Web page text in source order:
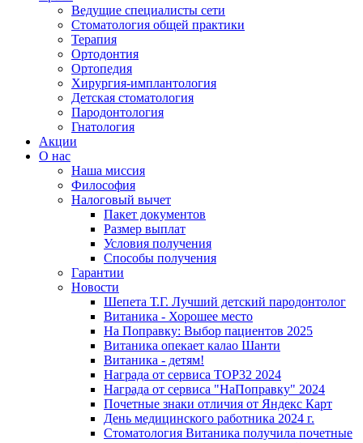
Ведущие специалисты сети
Стоматология общей практики
Терапия
Ортодонтия
Ортопедия
Хирургия-имплантология
Детская стоматология
Пародонтология
Гнатология
Акции
О нас
Наша миссия
Философия
Налоговый вычет
Пакет документов
Размер выплат
Условия получения
Способы получения
Гарантии
Новости
Шепета Т.Г. Лучший детский пародонтолог
Витаника - Хорошее место
На Поправку: Выбор пациентов 2025
Витаника опекает калао Шанти
Витаника - детям!
Награда от сервиса TOP32 2024
Награда от сервиса "НаПоправку" 2024
Почетные знаки отличия от Яндекс Карт
День медицинского работника 2024 г.
Стоматология Витаника получила почетные